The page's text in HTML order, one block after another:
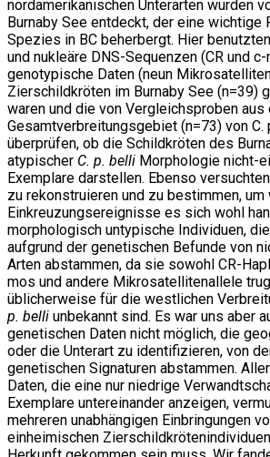
nordamerikanischen Unterarten wurden
Burnaby See entdeckt, der eine wichtige
Spezies in BC beherbergt. Hier
und nukleäre DNS-Sequenzen (CR und
genotypische Daten (neun
Zierschildkröten im Burnaby See (n=39)
waren und die von Vergleichsproben aus
Gesamtverbreitungsgebiet (n=73) von C.
überprüfen, ob die Schildkröten des
atypischer C. p. belli Morphologie nicht-
Exemplare darstellen. Ebenso
zu rekonstruieren und zu bestimmen,
Einkreuzungsereignisse es sich wohl
morphologisch untypische Individuen,
aufgrund der genetischen Befunde von
Arten abstammen, da sie sowohl CR-
mos und andere Mikrosatellitenallele
üblicherweise für die westlichen
p. belli unbekannt sind. Es war uns aber
genetischen Daten nicht möglich, die
oder die Unterart zu identifizieren, von
genetischen Signaturen abstammen.
Daten, die eine nur niedrige
Exemplare untereinander anzeigen,
mehreren unabhängigen Einbringungen
einheimischen